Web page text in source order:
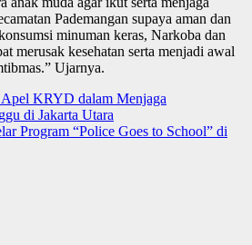
Pademangan supaya aman dan
minuman keras, Narkoba dan
merusak kesehatan serta menjadi awal
Ujarnya.
KRYD dalam Menjaga
di Jakarta Utara
Program “Police Goes to School” di